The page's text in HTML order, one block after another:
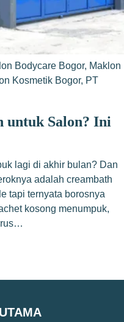
Bodycare Bogor, Maklon
Kosmetik Bogor, PT
untuk Salon? Ini
lagi di akhir bulan? Dan
adalah creambath
tapi ternyata borosnya
kosong menumpuk,